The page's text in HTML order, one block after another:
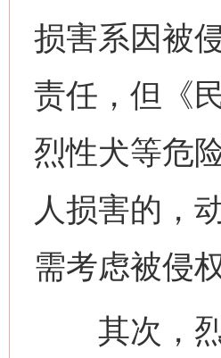
损害系因被
责任，但《
烈性犬等危
人损害的，
需考虑被侵
其次，烈